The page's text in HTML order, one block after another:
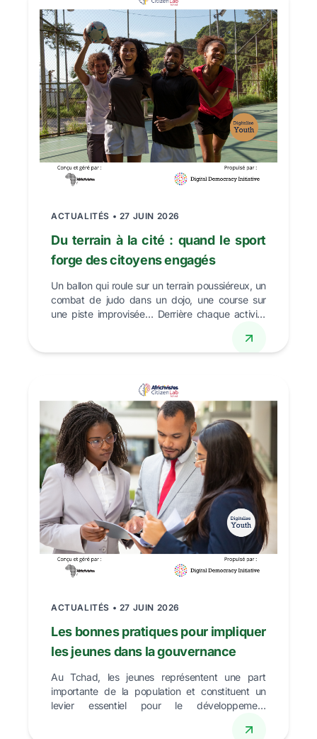
ACTUALITÉS • 27 JUIN 2026
Du terrain à la cité : quand le sport
forge des citoyens engagés
Un ballon qui roule sur un terrain poussiéreux, un
combat de judo dans un dojo, une course sur
une piste improvisée… Derrière chaque activité
ACTUALITÉS • 27 JUIN 2026
Les bonnes pratiques pour impliquer
les jeunes dans la gouvernance
Au Tchad, les jeunes représentent une part
importante de la population et constituent un
levier essentiel pour le développement